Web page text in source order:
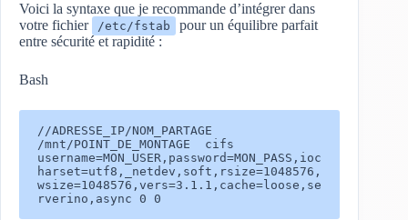
Voici la syntaxe que je recommande d’intégrer dans
votre fichier
/etc/fstab
pour un équilibre parfait
entre sécurité et rapidité :
Bash
//ADRESSE_IP/NOM_PARTAGE
/mnt/POINT_DE_MONTAGE  cifs
username=MON_USER,password=MON_PASS,ioc
harset=utf8,_netdev,soft,rsize=1048576,
wsize=1048576,vers=3.1.1,cache=loose,se